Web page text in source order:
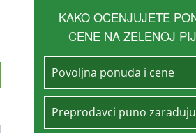
KAKO OCENJUJETE
CENE NA ZELENOJ
Povoljna ponuda i cene
Preprodavci puno zarađuju